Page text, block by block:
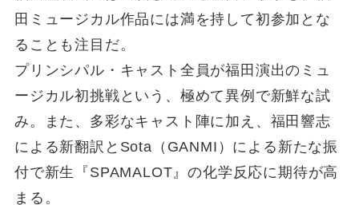
田ミュージカル作品には満を持して初参加とな
ることも注目だ。
プリンシパル・キャスト全員が福田演出のミュ
ージカル初挑戦という、極めて異例で新鮮な試
み。また、多彩なキャスト陣に加え、福田響志
による新翻訳とSota（GANMI）による新たな振
付で新生『SPAMALOT』の化学反応に期待が高
まる。